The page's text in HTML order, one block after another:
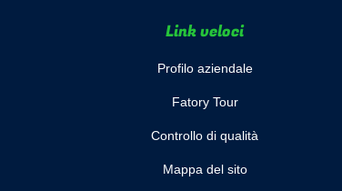
Link veloci
Profilo aziendale
Fatory Tour
Controllo di qualità
Mappa del sito